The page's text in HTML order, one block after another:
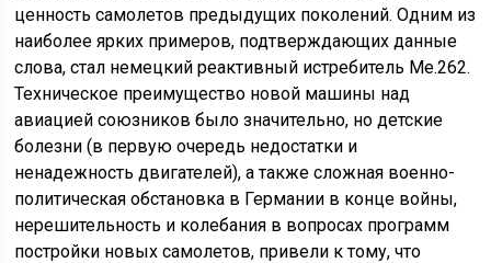
ценность самолетов предыдущих поколений. Одним из
наиболее ярких примеров, подтверждающих данные
слова, стал немецкий реактивный истребитель Me.262.
Техническое преимущество новой машины над
авиацией союзников было значительно, но детские
болезни (в первую очередь недостатки и
ненадежность двигателей), а также сложная военно-
политическая обстановка в Германии в конце войны,
нерешительность и колебания в вопросах программ
постройки новых самолетов, привели к тому, что